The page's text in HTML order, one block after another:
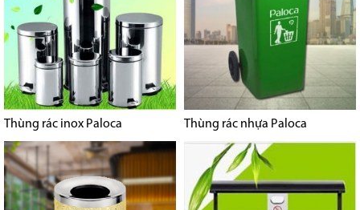
Thùng rác inox Paloca Thùng rác nhựa Paloca